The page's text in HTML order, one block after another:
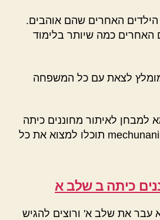
האחרים שהם אוהבים.
האחרים כמה שיותר בלימוד
לצאת עם כל המשפחה
למבחן לאיתור מחוננים כיתה
ב? כאן באתר mechunanim.co.il תוכלו למצוא את כל
כיתה ב שלב א
עבר את שלב א' ורוצים להגיש